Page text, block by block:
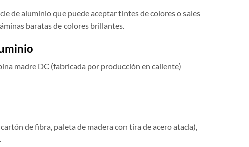
de aluminio que puede aceptar tintes de colores o sales
baratas de colores brillantes.
madre DC (fabricada por producción en caliente)
de fibra, paleta de madera con tira de acero atada),